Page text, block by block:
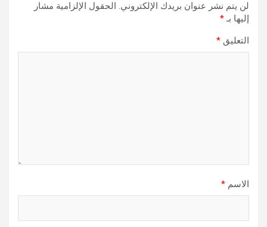
لن يتم نشر عنوان بريدك الإلكتروني. الحقول الإلزامية مشار
إليها بـ*
التعليق *
الاسم *